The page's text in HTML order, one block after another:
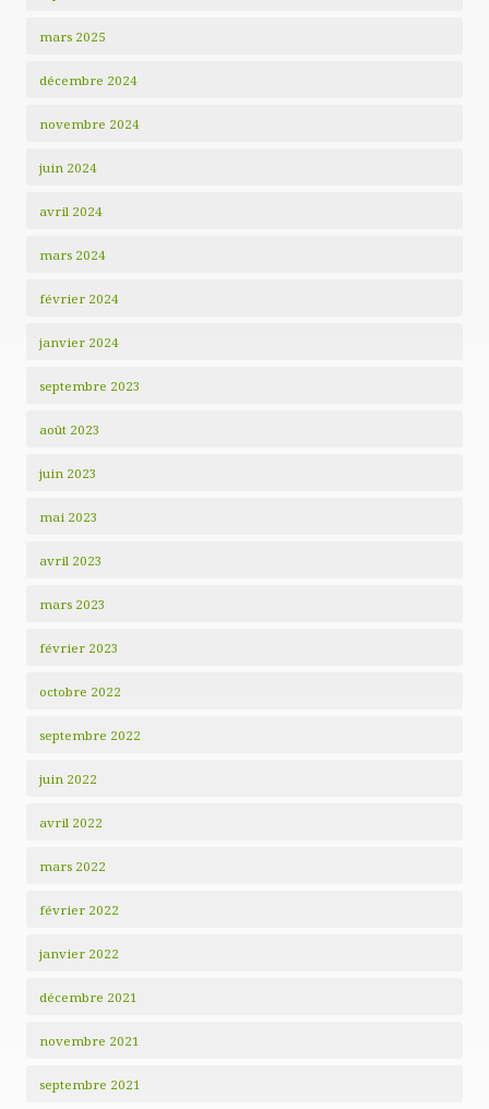
mars 2025
décembre 2024
novembre 2024
juin 2024
avril 2024
mars 2024
février 2024
janvier 2024
septembre 2023
août 2023
juin 2023
mai 2023
avril 2023
mars 2023
février 2023
octobre 2022
septembre 2022
juin 2022
avril 2022
mars 2022
février 2022
janvier 2022
décembre 2021
novembre 2021
septembre 2021